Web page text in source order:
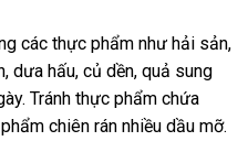
các thực phẩm như hải sản,
dưa hấu, củ dền, quả sung
Tránh thực phẩm chứa
chiên rán nhiều dầu mỡ.